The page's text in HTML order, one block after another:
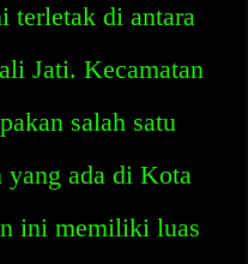
terletak di antara
Jati. Kecamatan
salah satu
yang ada di Kota
ini memiliki luas